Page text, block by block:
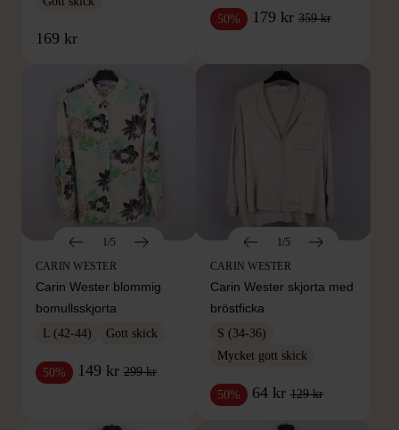
169 kr
50% 179 kr 359 kr
1/5
CARIN WESTER
Carin Wester blommig
bomullsskjorta
L (42-44) Gott skick
50% 149 kr 299 kr
1/5
CARIN WESTER
Carin Wester skjorta med
bröstficka
S (34-36)
Mycket gott skick
50% 64 kr 129 kr